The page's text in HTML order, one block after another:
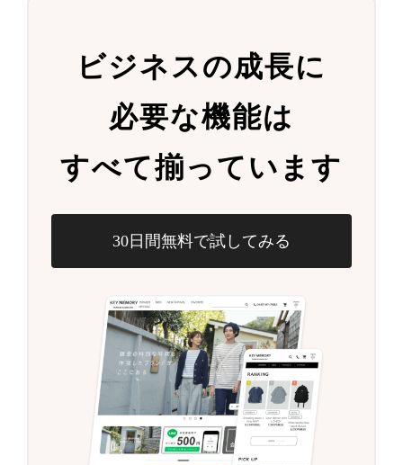
ビジネスの成長に
必要な機能は
すべて揃っています
30日間無料で試してみる